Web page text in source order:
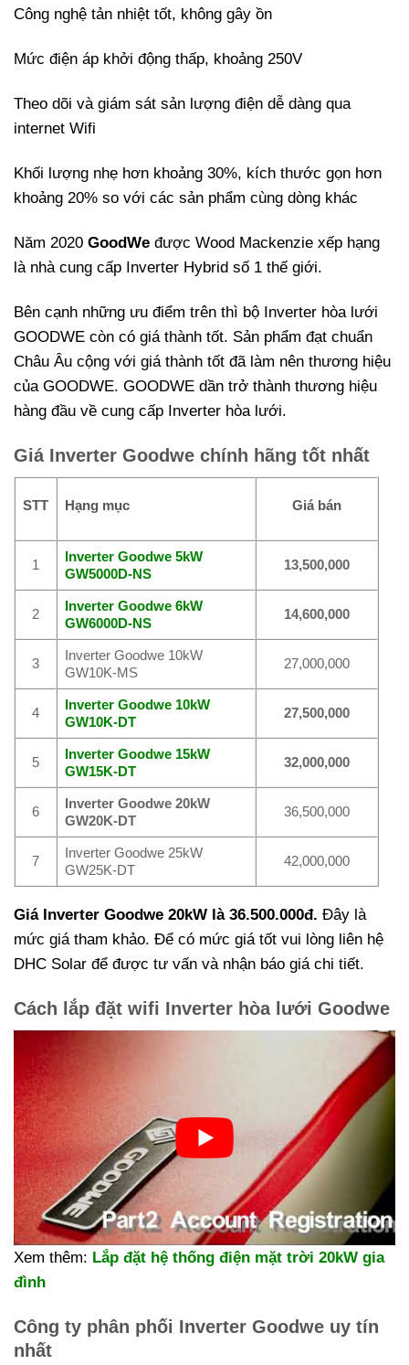
Công nghệ tản nhiệt tốt, không gây ồn
Mức điện áp khởi động thấp, khoảng 250V
Theo dõi và giám sát sản lượng điện dễ dàng qua
internet Wifi
Khối lượng nhẹ hơn khoảng 30%, kích thước gọn hơn
khoảng 20% so với các sản phẩm cùng dòng khác
Năm 2020 GoodWe được Wood Mackenzie xếp hạng
là nhà cung cấp Inverter Hybrid số 1 thế giới.
Bên cạnh những ưu điểm trên thì bộ Inverter hòa lưới
GOODWE còn có giá thành tốt. Sản phẩm đạt chuẩn
Châu Âu cộng với giá thành tốt đã làm nên thương hiệu
của GOODWE. GOODWE dần trở thành thương hiệu
hàng đầu về cung cấp Inverter hòa lưới.
Giá Inverter Goodwe chính hãng tốt nhất
STT Hạng mục Giá bán
1
Inverter Goodwe 5kW
GW5000D-NS
13,500,000
2
Inverter Goodwe 6kW
GW6000D-NS
14,600,000
3
Inverter Goodwe 10kW
GW10K-MS
27,000,000
4
Inverter Goodwe 10kW
GW10K-DT
27,500,000
5
Inverter Goodwe 15kW
GW15K-DT
32,000,000
6
Inverter Goodwe 20kW
GW20K-DT
36,500,000
7
Inverter Goodwe 25kW
GW25K-DT
42,000,000
Giá Inverter Goodwe 20kW là 36.500.000đ. Đây là
mức giá tham khảo. Để có mức giá tốt vui lòng liên hệ
DHC Solar để được tư vấn và nhận báo giá chi tiết.
Cách lắp đặt wifi Inverter hòa lưới Goodwe
Xem thêm: Lắp đặt hệ thống điện mặt trời 20kW gia
đình
Công ty phân phối Inverter Goodwe uy tín
nhất